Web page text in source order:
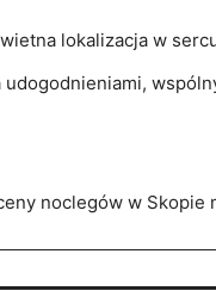
lokalizacja w
udogodnieniami,
noclegów​ w Skopie